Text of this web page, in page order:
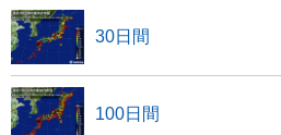
30日間
100日間